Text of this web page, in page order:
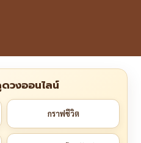
วงออนไลน์
กราฟชีวิต